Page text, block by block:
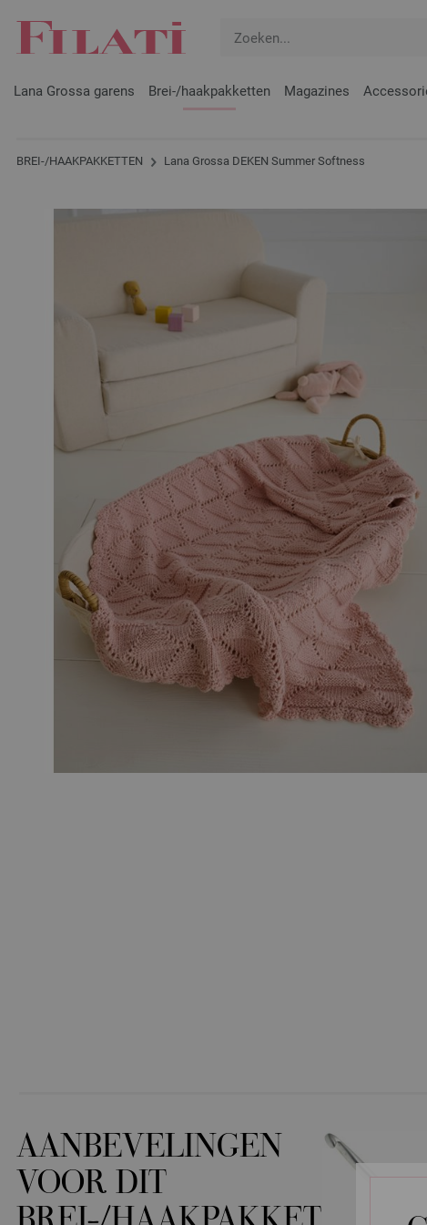
Lana Grossa garens Brei-/haakpakketten Magazines
BREI-/HAAKPAKKETTEN Lana Grossa DEKEN Summer Softness
AANBEVELINGEN
VOOR DIT